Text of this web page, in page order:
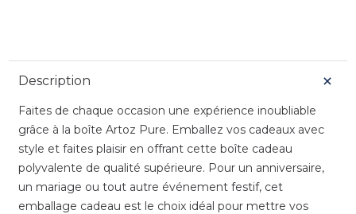
Description
Faites de chaque occasion une expérience inoubliable
grâce à la boîte Artoz Pure. Emballez vos cadeaux avec
style et faites plaisir en offrant cette boîte cadeau
polyvalente de qualité supérieure. Pour un anniversaire,
un mariage ou tout autre événement festif, cet
emballage cadeau est le choix idéal pour mettre vos